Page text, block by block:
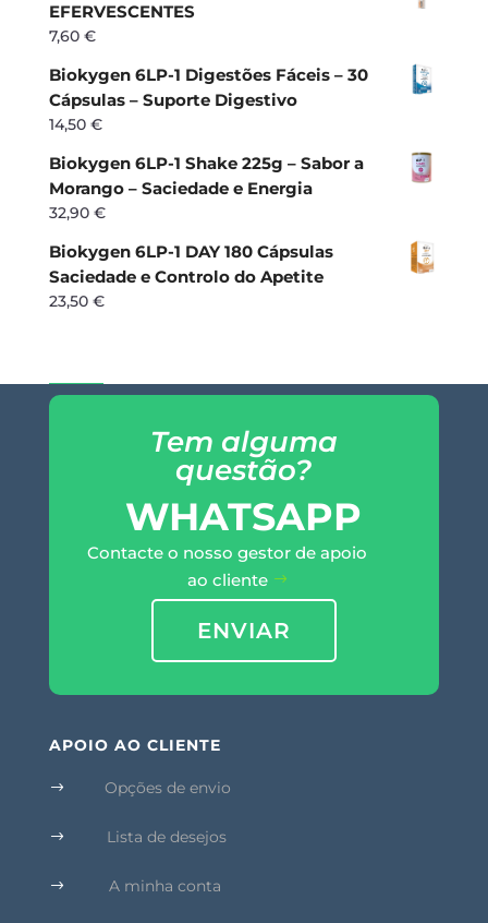
EFERVESCENTES
7,60 €
Biokygen 6LP-1 Digestões Fáceis – 30
Cápsulas – Suporte Digestivo
14,50 €
Biokygen 6LP-1 Shake 225g – Sabor a
Morango – Saciedade e Energia
32,90 €
Biokygen 6LP-1 DAY 180 Cápsulas
Saciedade e Controlo do Apetite
23,50 €
Tem alguma
questão?
WHATSAPP
Contacte o nosso gestor de apoio
ao cliente
ENVIAR
APOIO AO CLIENTE
$ Opções de envio
$ Lista de desejos
$ A minha conta